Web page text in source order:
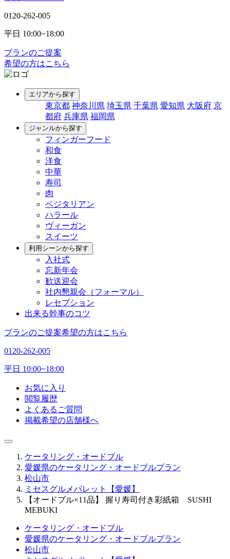
0120-262-005
平日 10:00~18:00
プランのご提案
希望の方はこちら
エリアから探す
東京都 神奈川県 埼玉県 千葉県 愛知県 大阪府 京
都府 兵庫県 福岡県
ジャンルから探す
フィンガーフード
和食
洋食
中華
寿司
肉
ベジタリアン
ハラール
ヴィーガン
スイーツ
利用シーンから探す
入社式
忘新年会
歓送迎会
社内懇親会（フォーマル）
レセプション
出来る幹事のコツ
プランのご提案希望の方はこちら
0120-262-005
平日 10:00~18:00
お気に入り
閲覧履歴
よくあるご質問
掲載希望の店舗様へ
ケータリング・オードブル
愛媛県のケータリング・オードブルプラン
松山市
ミセスグルメパレット【愛媛】
【オードブル×11品】 握り寿司付き彩紙箱 SUSHI
MEBUKI
ケータリング・オードブル
愛媛県のケータリング・オードブルプラン
松山市